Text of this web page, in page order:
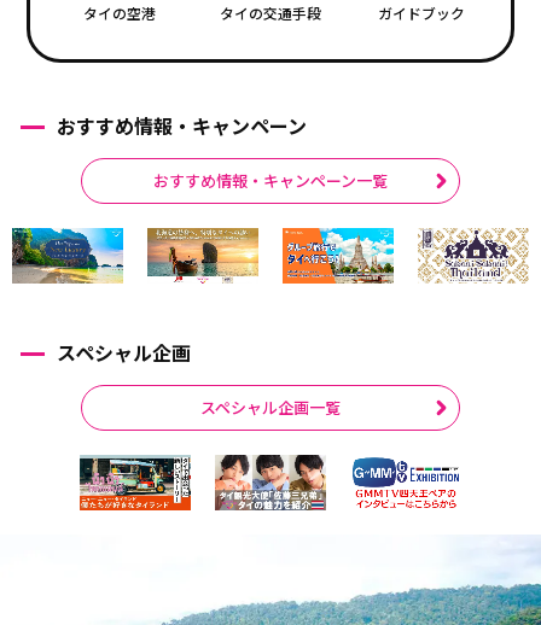
タイの空港 タイの交通手段 ガイドブック
おすすめ情報・キャンペーン
おすすめ情報・キャンペーン一覧
スペシャル企画
スペシャル企画一覧